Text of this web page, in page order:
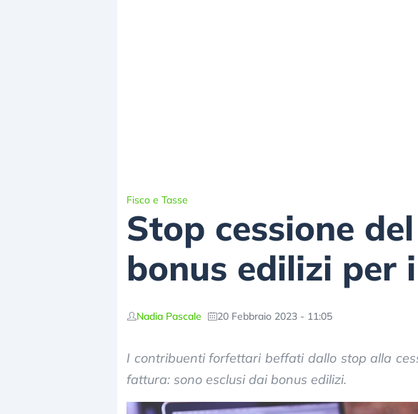
Fisco e Tasse
Stop cessione
bonus edilizi per
Nadia Pascale 20 Febbraio 2023 - 11:05
I contribuenti forfettari beffati dallo stop alla
fattura: sono esclusi dai bonus edilizi.